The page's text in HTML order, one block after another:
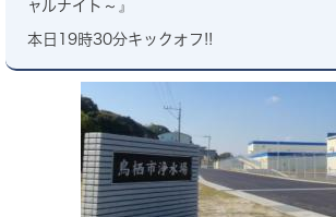
ャルナイト～』
本日19時30分キックオフ!!